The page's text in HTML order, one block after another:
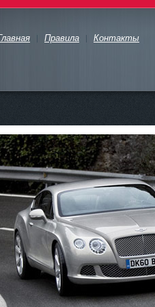
Правила Контакты